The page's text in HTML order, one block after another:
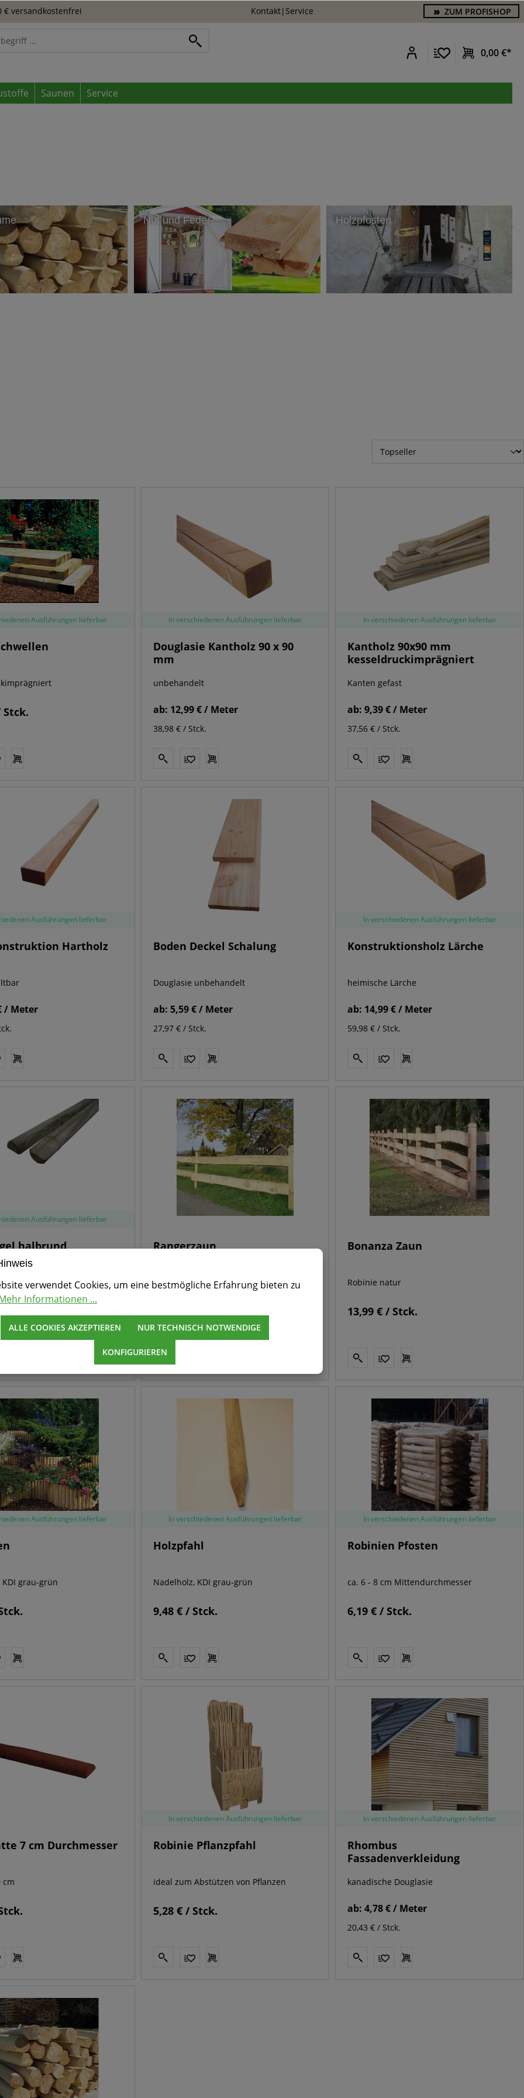
€ versandkostenfrei Kontakt| Service ZUM PROFISHOP
0,00 €*
Saunen Service
Nut und Feder Holzpfosten
Ausführungen lieferbar
Stck.
In verschiedenen Ausführungen lieferbar
Douglasie Kantholz 90 x 90
mm
unbehandelt
ab: 12,99 € / Meter
38,98 € / Stck.
In verschiedenen Ausführungen lieferbar
Kantholz 90x90 mm
kesseldruckimprägniert
Kanten gefast
ab:9,39 € / Meter
37,56 € / Stck.
Ausführungen lieferbar
Hartholz
/ Meter
Boden Deckel Schalung
Douglasie unbehandelt
ab: 5,59 € / Meter
27,97 € / Stck.
In verschiedenen Ausführungen lieferbar
Konstruktionsholz Lärche
heimische Lärche
ab: 14,99 € / Meter
59,98 € / Stck.
Ausführungen lieferbar
halbrund
cm, grau- grün
Rangerzaun
Kiefer/Fichte
Bonanza Zaun
Robinie natur
13,99 € / Stck.
Ausführungen lieferbar
grau-grün
In verschiedenen Ausführungen lieferbar
Holzpfahl
Nadelholz, KDI grau-grün
9,48 € / Stck.
In verschiedenen Ausführungen lieferbar
Robinien Pfosten
ca. 6 - 8 cm Mittendurchmesser
6,19 € / Stck.
7 cm Durchmesser
cm
In verschiedenen Ausführungen lieferbar
Robinie Pflanzpfahl
ideal zum Abstützen von Pflanzen
5,28 € / Stck.
In verschiedenen Ausführungen lieferbar
Rhombus
Fassadenverkleidung
kanadische Douglasie
ab:4,78 € / Meter
20,43 € / Stck.
verwendet Cookies, um eine bestmögliche Erfahrung bieten zu
Informationen ...
NUR TECHNISCH NOTWENDIGE
KONFIGURIEREN
ALLE COOKIES AKZEPTIEREN